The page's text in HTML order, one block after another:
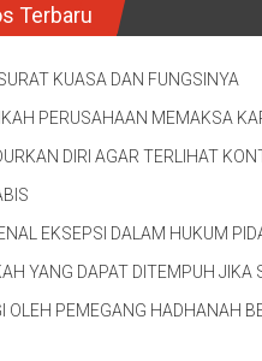
Terbaru
KUASA DAN FUNGSINYA
PERUSAHAAN MEMAKSA
DIRI AGAR TERLIHAT
EKSEPSI DALAM HUKUM
YANG DAPAT DITEMPUH JIKA
OLEH PEMEGANG HADHANAH